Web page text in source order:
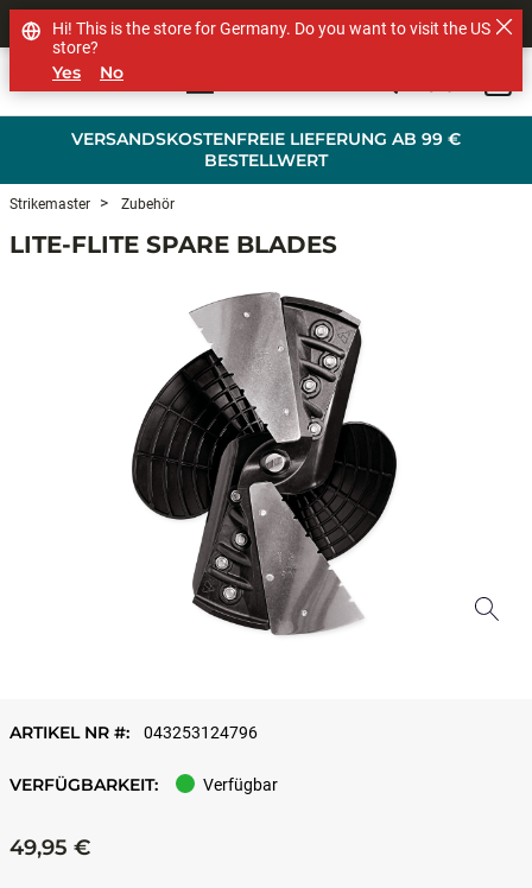
VERSANDSKOSTENFREIE LIEFERUNG AB 99 €
BESTELLWERT
SHOP OTHER BRANDS
Strikemaster Zubehör
LITE-FLITE SPARE BLADES
ARTIKEL NR #: 043253124796
VERFÜGBARKEIT: Verfügbar
49,95 €
Hi! This is the store for Germany. Do you want to visit the US
store?
Yes No